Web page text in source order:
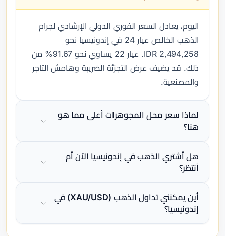
اليوم، يعادل السعر الفوري الدولي الإرشادي لجرام
الذهب الخالص عيار 24 في إندونيسيا نحو
2,494,258 IDR. عيار 22 يساوي نحو 91.67% من
ذلك. قد يضيف عرض التجزئة الضريبة وهامش التاجر
والمصنعية.
لماذا سعر محل المجوهرات أعلى مما هو
هنا؟
هل أشتري الذهب في إندونيسيا الآن أم
أنتظر؟
أين يمكنني تداول الذهب (XAU/USD) في
إندونيسيا؟